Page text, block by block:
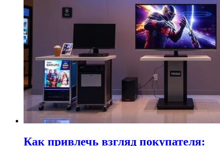
Как привлечь взгляд покупателя: